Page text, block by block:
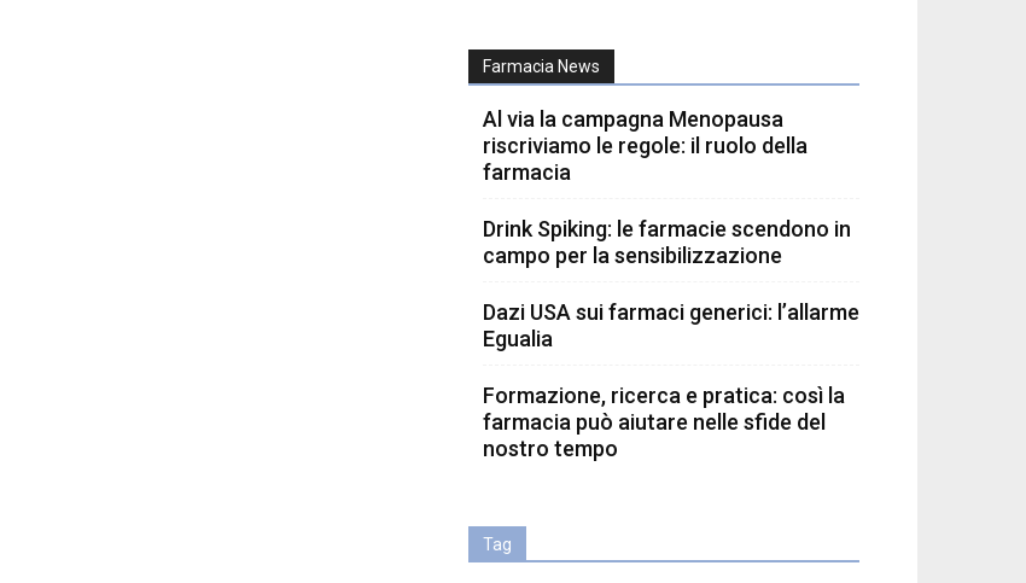
Farmacia News
Al via la campagna Menopausa
riscriviamo le regole: il ruolo della
farmacia
Drink Spiking: le farmacie scendono in
campo per la sensibilizzazione
Dazi USA sui farmaci generici: l’allarme
Egualia
Formazione, ricerca e pratica: così la
farmacia può aiutare nelle sfide del
nostro tempo
Tag